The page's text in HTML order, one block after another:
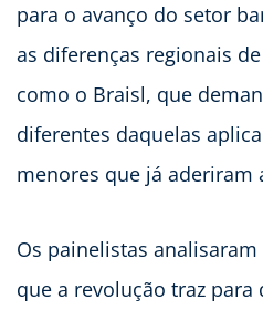
para o avanço do setor
as diferenças regionais
como o Braisl, que
diferentes daquelas
menores que já aderiram
Os painelistas
que a revolução traz para